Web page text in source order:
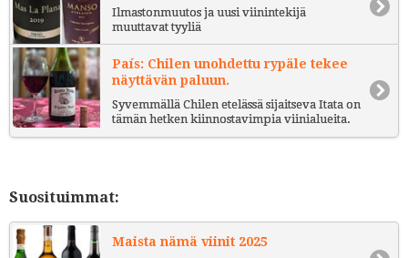
Ilmastonmuutos ja uusi viinintekijä
muuttavat tyyliä
País: Chilen unohdettu rypäle tekee
näyttävän paluun.
Syvemmällä Chilen etelässä sijaitseva Itata on
tämän hetken kiinnostavimpia viinialueita.
Suosituimmat:
Maista nämä viinit 2025